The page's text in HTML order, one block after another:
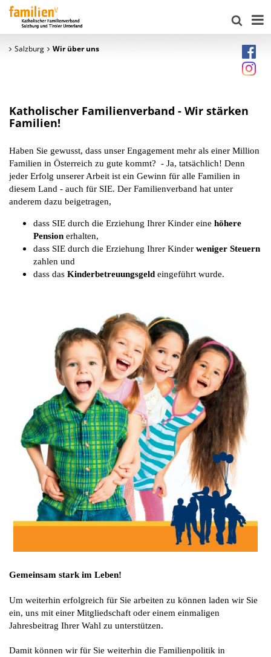
Salzburg Wir über uns
Katholischer Familienverband - Wir stärken
Familien!
Haben Sie gewusst, dass unser Engagement mehr als einer Million
Familien in Österreich zu gute kommt? - Ja, tatsächlich! Denn
jeder Erfolg unserer Arbeit ist ein Gewinn für alle Familien in
diesem Land - auch für SIE. Der Familienverband hat unter
anderem dazu beigetragen,
dass SIE durch die Erziehung Ihrer Kinder eine höhere
Pension erhalten,
dass SIE durch die Erziehung Ihrer Kinder weniger Steuern
zahlen und
dass das Kinderbetreuungsgeld eingeführt wurde.
Gemeinsam stark im Leben!
Um weiterhin erfolgreich für Sie arbeiten zu können laden wir Sie
ein, uns mit einer Mitgliedschaft oder einem einmaligen
Jahresbeitrag Ihrer Wahl zu unterstützen.
Damit können wir für Sie weiterhin die Familienpolitik in